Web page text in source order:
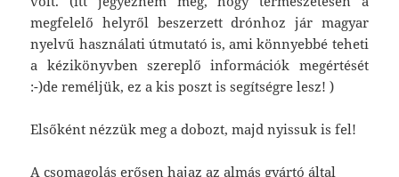
megfelelő helyről beszerzett drónhoz jár magyar
nyelvű használati útmutató is, ami könnyebbé teheti
a kézikönyvben szereplő információk megértését
:-)de reméljük, ez a kis poszt is segítségre lesz! )
Elsőként nézzük meg a dobozt, majd nyissuk is fel!
A csomagolás erősen hajaz az almás gyártó által